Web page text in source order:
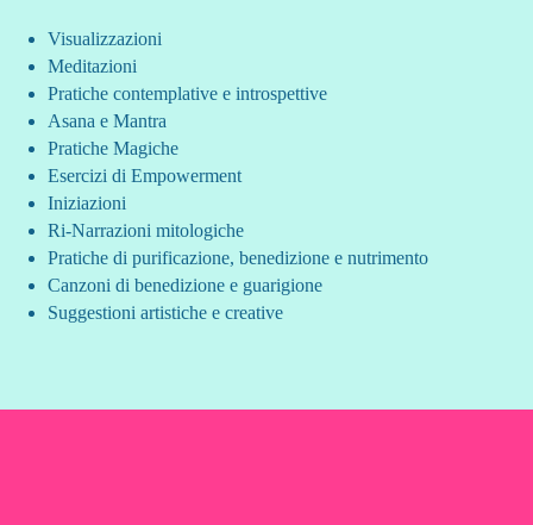
Visualizzazioni
Meditazioni
Pratiche contemplative e introspettive
Asana e Mantra
Pratiche Magiche
Esercizi di Empowerment
Iniziazioni
Ri-Narrazioni mitologiche
Pratiche di purificazione, benedizione e nutrimento
Canzoni di benedizione e guarigione
Suggestioni artistiche e creative